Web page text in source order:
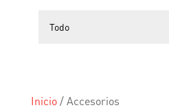
Inicio/ Accesorios